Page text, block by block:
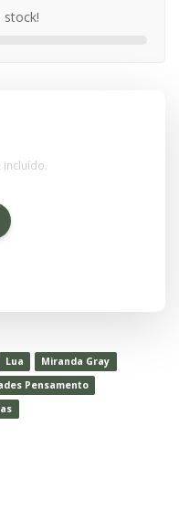
stock!
incluído.
Lua
Miranda Gray
Pensamento